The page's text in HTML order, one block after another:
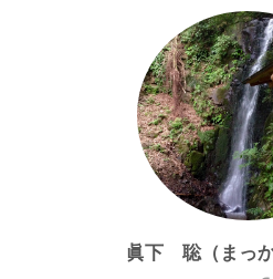
眞下 聡（まっか